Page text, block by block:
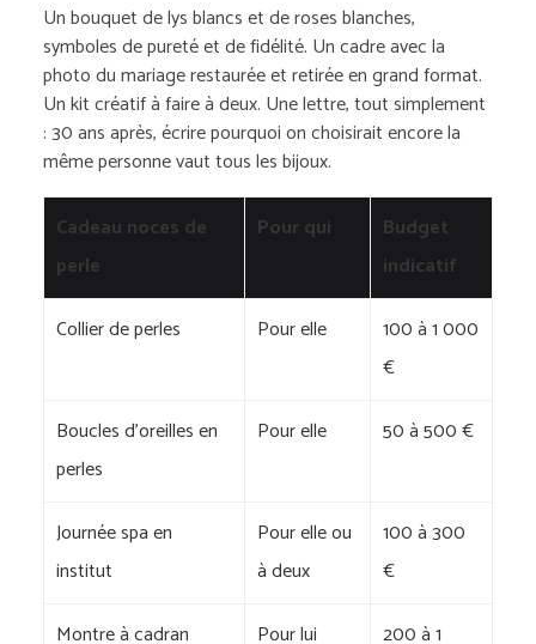
Un bouquet de lys blancs et de roses blanches,
symboles de pureté et de fidélité. Un cadre avec la
photo du mariage restaurée et retirée en grand format.
Un kit créatif à faire à deux. Une lettre, tout simplement
: 30 ans après, écrire pourquoi on choisirait encore la
même personne vaut tous les bijoux.
Cadeau noces de
perle
Pour qui
Budget
indicatif
Collier de perles
Pour elle
100 à 1 000
€
Boucles d’oreilles en
perles
Pour elle 50 à 500 €
Journée spa en
institut
Pour elle ou
à deux
100 à 300
€
Montre à cadran
Pour lui 200 à 1